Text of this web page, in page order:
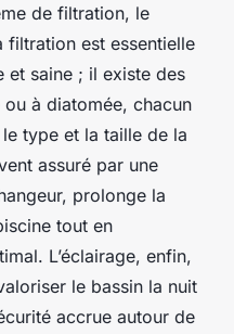
de filtration, le
filtration est essentielle
et saine ; il existe des
à diatomée, chacun
type et la taille de la
assuré par une
prolonge la
tout en
L’éclairage, enfin,
le bassin la nuit
accrue autour de